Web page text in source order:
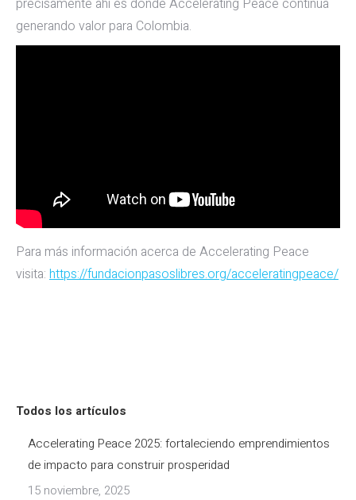
precisamente ahí es donde Accelerating Peace continúa
generando valor para Colombia.
Para más información acerca de Accelerating Peace
visita: https://fundacionpasoslibres.org/acceleratingpeace/
Todos los artículos
Accelerating Peace 2025: fortaleciendo emprendimientos
de impacto para construir prosperidad
15 noviembre, 2025